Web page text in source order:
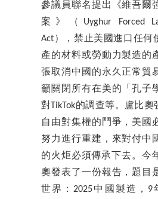
參議員聯名提出《維吾爾
案》（Uyghur Forced
Act），禁止美國進口任何
產的材料或勞動力製造的
張取消中國的永久正常貿
籲關閉所有在美的「孔子
對TikTok的調查等。盧比
自由對集權的鬥爭，美國
努力進行重建，來對付中
的火炬必須傳承下去。今
奧發表了一份報告，題目
世界：2025中國製造，9